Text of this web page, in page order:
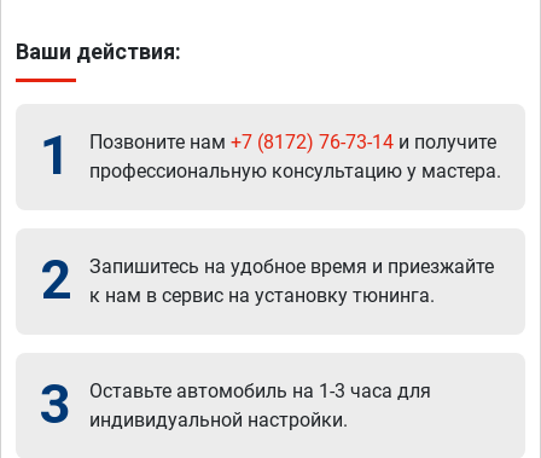
Ваши действия:
1 Позвоните нам +7 (8172) 76-73-14 и получите
профессиональную консультацию у мастера.
2
Запишитесь на удобное время и приезжайте
к нам в сервис на установку тюнинга.
3
Оставьте автомобиль на 1-3 часа для
индивидуальной настройки.